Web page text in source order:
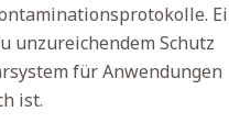
unzureichendem Schutz
für Anwendungen
ist.